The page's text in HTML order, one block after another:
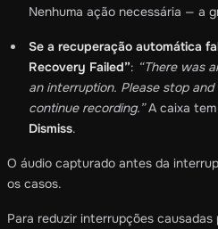
Nenhuma ação necessária — a
Se a recuperação automática
Recovery Failed”: “There was
an interruption. Please stop
continue recording.”A caixa
Dismiss.
O áudio capturado antes da
os casos.
Para reduzir interrupções